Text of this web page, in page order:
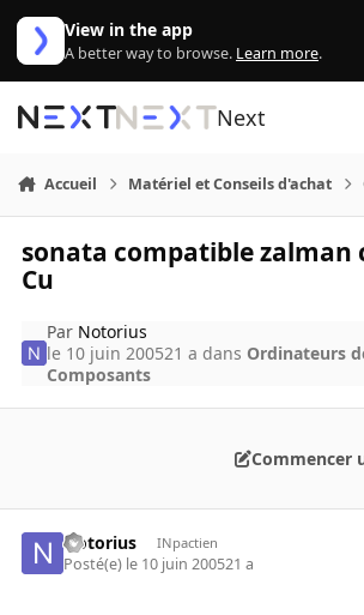
Aller au contenu
View in the app
A better way to browse. Learn more.
Next
Accueil Matériel et Conseils d'achat
sonata compatible zalman
Cu
Par Notorius
le 10 juin 200521 a dans Ordinateurs
Composants
Commencer
Notorius INpactien
Posté(e) le 10 juin 200521 a